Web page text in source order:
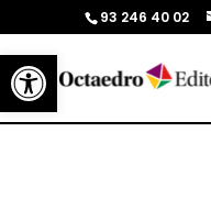
Abrir barra de herramientas
93 246 40 02